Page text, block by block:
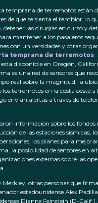
temprana de terremotos están
de que se sienta el temblor, lo
detener las cirugías en curso y
mantener a los pasajeros
con universidades y otras
temprana de terremotos
disponible en Oregón,
es una red de sensores que
real sobre la magnitud, la
terremotos en la costa oeste a
envían alertas a través de
información sobre los fondos
de las estaciones sísmicas,
los planes para
la posibilidad de sensores en
externas sobre las
Merkley, otras personas que
estadounidense Alex
Dianne Feinstein (D-